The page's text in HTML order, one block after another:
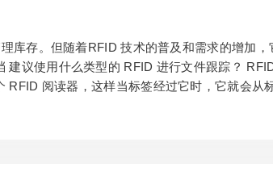
库存。但随着RFID 技术的普及和需求的增加
建议使用什么类型的 RFID 进行文件跟踪？
RFID 阅读器，这样当标签经过它时，它就会从